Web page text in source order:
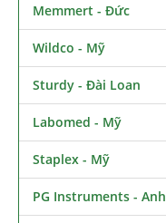
Memmert - Đức
Wildco - Mỹ
Sturdy - Đài Loan
Labomed - Mỹ
Staplex - Mỹ
PG Instruments - Anh